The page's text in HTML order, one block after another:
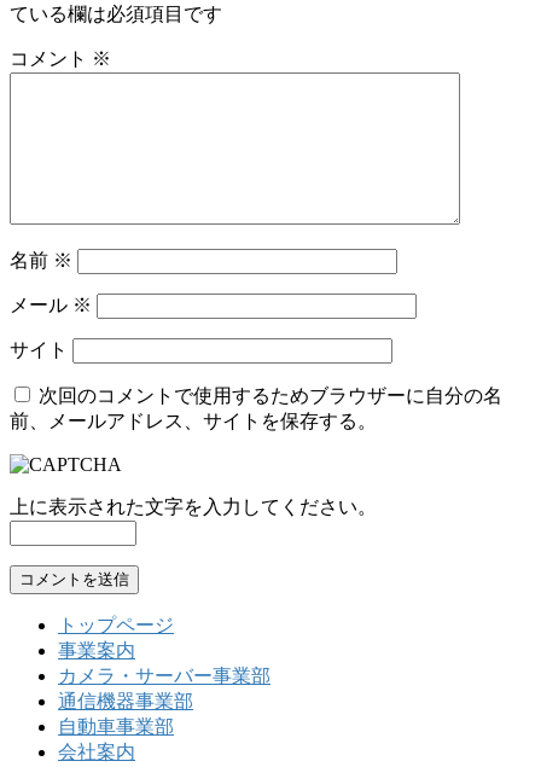
ている欄は必須項目です
コメント ※
名前 ※
メール ※
サイト
次回のコメントで使用するためブラウザーに自分の名
前、メールアドレス、サイトを保存する。
上に表示された文字を入力してください。
トップページ
事業案内
カメラ・サーバー事業部
通信機器事業部
自動車事業部
会社案内